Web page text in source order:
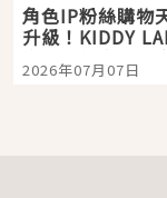
角色IP粉絲購物
升級！KIDDY
宿店吉伊卡哇迎
開幕 OMOKADO
2026年07月07日